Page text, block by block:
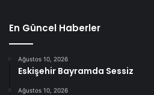
En Güncel Haberler
Ağustos 10, 2026
Eskişehir Bayramda Sessiz
Ağustos 10, 2026